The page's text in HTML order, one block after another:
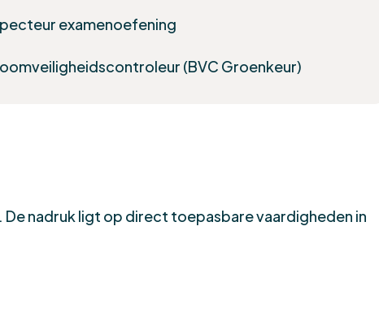
examenoefening
(BVC Groenkeur)
nadruk ligt op direct toepasbare vaardigheden in